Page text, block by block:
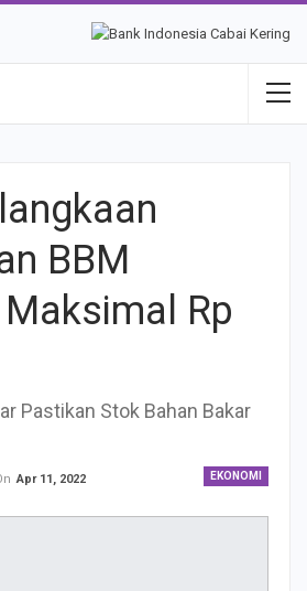
BBM
Rp
Pastikan Stok Bahan Bakar
EKONOMI
Apr 11, 2022